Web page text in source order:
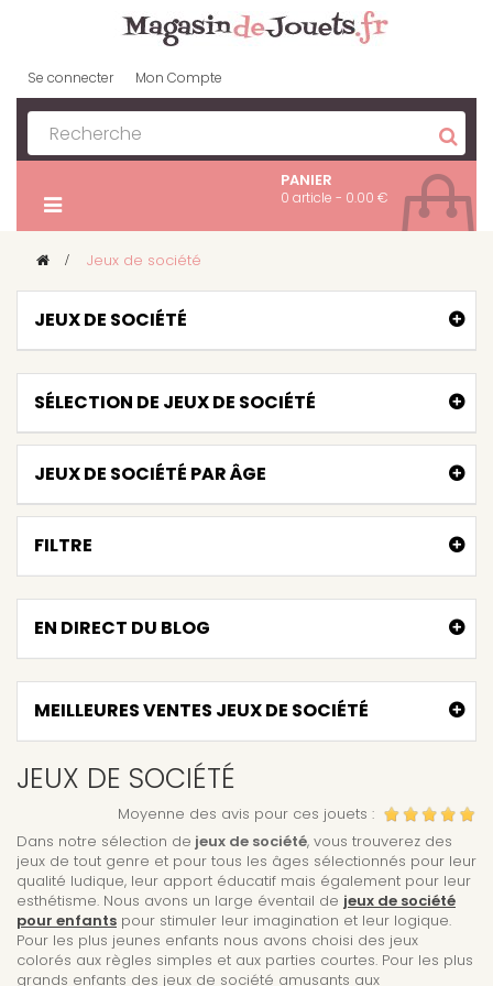
Se connecter Mon Compte
PANIER
0 article - 0.00 €
> Jeux de société
JEUX DE SOCIÉTÉ
Moyenne des avis pour ces jouets :
Dans notre sélection de jeux de société, vous trouverez des
jeux de tout genre et pour tous les âges sélectionnés pour leur
qualité ludique, leur apport éducatif mais également pour leur
esthétisme. Nous avons un large éventail de jeux de société
pour enfants pour stimuler leur imagination et leur logique.
Pour les plus jeunes enfants nous avons choisi des jeux
colorés aux règles simples et aux parties courtes. Pour les plus
grands enfants des jeux de société amusants aux
JEUX DE SOCIÉTÉ
SÉLECTION DE JEUX DE SOCIÉTÉ
JEUX DE SOCIÉTÉ PAR ÂGE
FILTRE
EN DIRECT DU BLOG
MEILLEURES VENTES JEUX DE SOCIÉTÉ